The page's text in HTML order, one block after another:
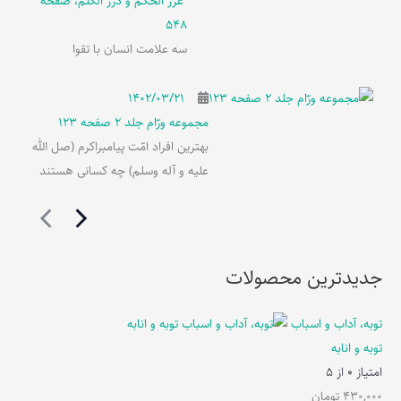
548
سه علامت انسان با تقوا
۱۴۰۲/۰۳/۲۱
مجموعه ورّام جلد 2 صفحه 123
بهترین افراد امّت پیامبراکرم (صل الله
علیه و آله وسلم) چه کسانی هستند
جدیدترین محصولات
توبه، آداب و اسباب
توبه و انابه
امتیاز 0 از 5
430,000 تومان